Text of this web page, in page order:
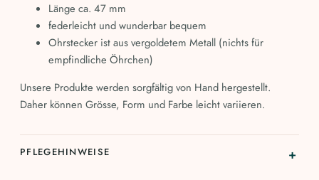
Länge ca. 47 mm
federleicht und wunderbar bequem
Ohrstecker ist aus vergoldetem Metall (nichts für
empfindliche Öhrchen)
Unsere Produkte werden sorgfältig von Hand hergestellt.
Daher können Grösse, Form und Farbe leicht variieren.
PFLEGEHINWEISE